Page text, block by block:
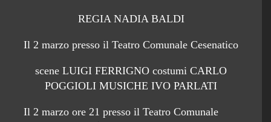
REGIA NADIA BALDI
Il 2 marzo presso il Teatro Comunale Cesenatico
scene LUIGI FERRIGNO costumi CARLO
POGGIOLI MUSICHE IVO PARLATI
Il 2 marzo ore 21 presso il Teatro Comunale